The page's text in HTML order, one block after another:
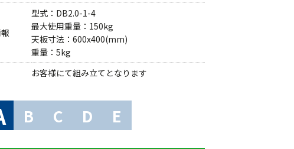
型式：DB2.0-1-4
最大使用重量：150kg
天板寸法：600x400(mm)
重量：5kg
お客様にて組み立てとなります
B C D E